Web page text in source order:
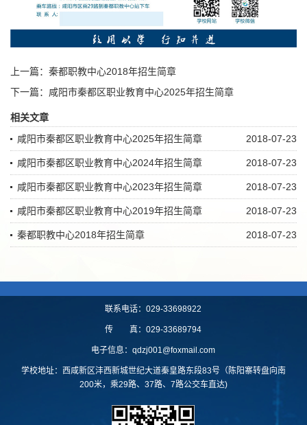
上一篇： 秦都职教中心2018年招生简章
下一篇： 咸阳市秦都区职业教育中心2025年招生简章
相关文章
2018-07-23
咸阳市秦都区职业教育中心2025年招生简章
2018-07-23
咸阳市秦都区职业教育中心2024年招生简章
2018-07-23
咸阳市秦都区职业教育中心2023年招生简章
2018-07-23
咸阳市秦都区职业教育中心2019年招生简章
2018-07-23
秦都职教中心2018年招生简章
联系电话：029-33698922
传 真：029-33689794
电子信息：qdzj001@foxmail.com
学校地址：西咸新区沣西新城世纪大道秦皇路东段83号（陈阳寨转盘向南
200米，乘29路、37路、7路公交车直达)